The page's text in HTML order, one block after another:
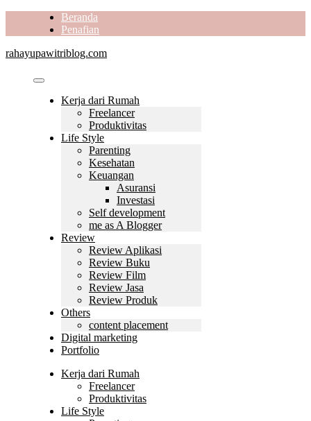
Beranda
Penafian
rahayupawitriblog.com
Kerja dari Rumah
Freelancer
Produktivitas
Life Style
Parenting
Kesehatan
Keuangan
Asuransi
Investasi
Self development
me as A Blogger
Review
Review Aplikasi
Review Buku
Review Film
Review Jasa
Review Produk
Others
content placement
Digital marketing
Portfolio
Kerja dari Rumah
Freelancer
Produktivitas
Life Style